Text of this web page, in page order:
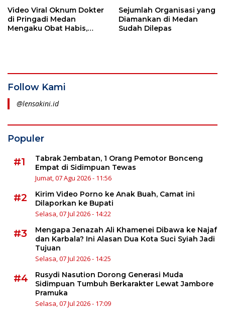
Video Viral Oknum Dokter
di Pringadi Medan
Mengaku Obat Habis,
Sejumlah Organisasi yang
Diamankan di Medan
Sudah Dilepas
Follow Kami
@lensakini.id
Populer
#1
Tabrak Jembatan, 1 Orang Pemotor Bonceng
Empat di Sidimpuan Tewas
Jumat, 07 Agu 2026 - 11:56
#2
Kirim Video Porno ke Anak Buah, Camat ini
Dilaporkan ke Bupati
Selasa, 07 Jul 2026 - 14:22
#3
Mengapa Jenazah Ali Khamenei Dibawa ke Najaf
dan Karbala? Ini Alasan Dua Kota Suci Syiah Jadi
Tujuan
Selasa, 07 Jul 2026 - 14:25
#4
Rusydi Nasution Dorong Generasi Muda
Sidimpuan Tumbuh Berkarakter Lewat Jambore
Pramuka
Selasa, 07 Jul 2026 - 17:09